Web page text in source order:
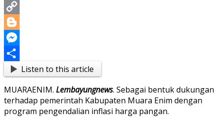
Print
Copy
Link
Blogger
Messenger
ShareListen to this article
MUARAENIM. Lembayungnews. Sebagai bentuk dukungan
terhadap pemerintah Kabupaten Muara Enim dengan
program pengendalian inflasi harga pangan.